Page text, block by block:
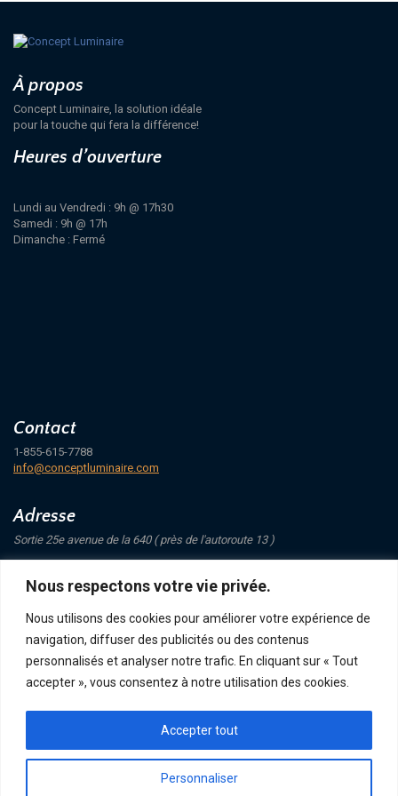
Nous respectons votre vie privée.
Nous utilisons des cookies pour améliorer votre expérience de
navigation, diffuser des publicités ou des contenus
personnalisés et analyser notre trafic. En cliquant sur « Tout
accepter », vous consentez à notre utilisation des cookies.
Personnaliser
Accepter tout
À propos
Concept Luminaire, la solution idéale
pour la touche qui fera la différence!
Heures d’ouverture
Lundi au Vendredi : 9h @ 17h30
Samedi : 9h @ 17h
Dimanche : Fermé
Contact
1-855-615-7788
info@conceptluminaire.com
Adresse
Sortie 25e avenue de la 640 ( près de l'autoroute 13 )
Saint-Eustache
Suivez-nous
POLITIQUE DE CONFIDENTIALITÉ